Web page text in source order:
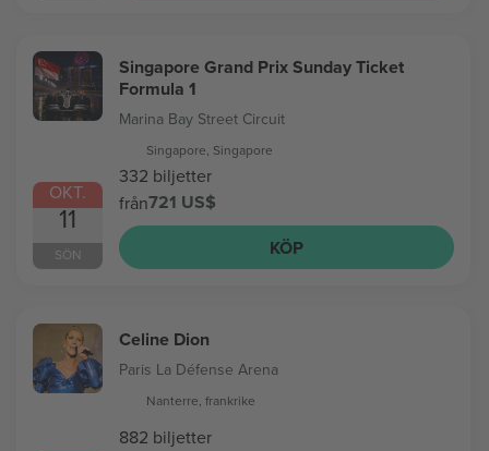
OKT.
11
SÖN
Singapore Grand Prix Sunday Ticket
Formula 1
Marina Bay Street Circuit
Singapore, Singapore
332 biljetter
från721 US$
KÖP
Celine Dion
Paris La Défense Arena
Nanterre, frankrike
882 biljetter